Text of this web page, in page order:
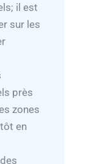
il est
sur les
près
zones
en